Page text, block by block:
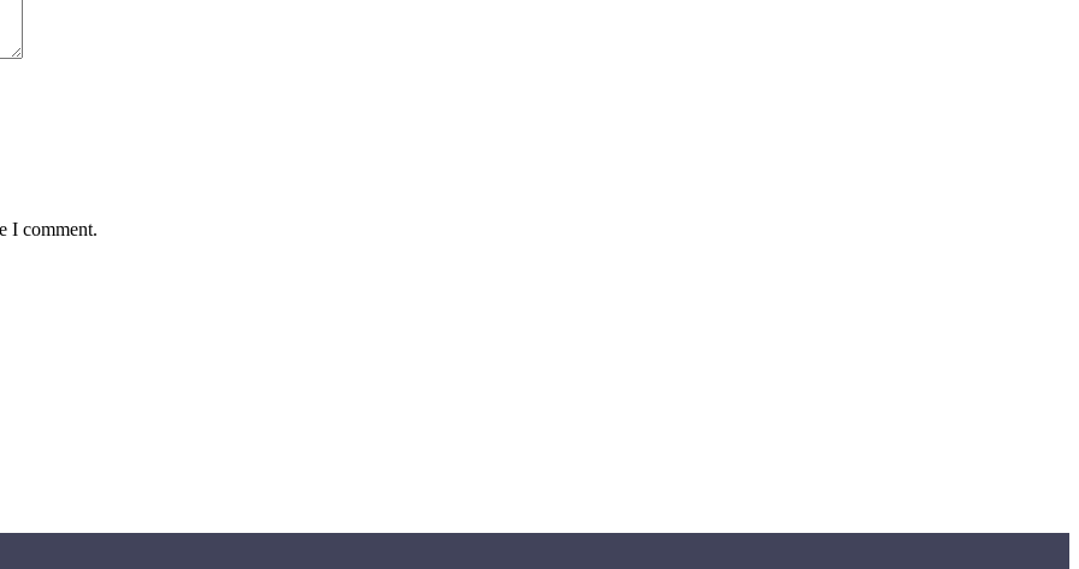
I comment.